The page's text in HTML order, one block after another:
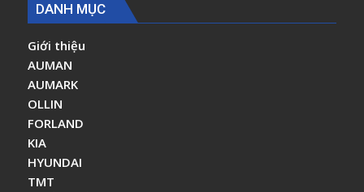
DANH MỤC
Giới thiệu
AUMAN
AUMARK
OLLIN
FORLAND
KIA
HYUNDAI
TMT